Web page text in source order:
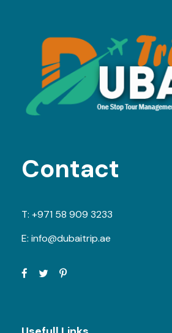
Contact
T: +971 58 909 3233
E: info@dubaitrip.ae